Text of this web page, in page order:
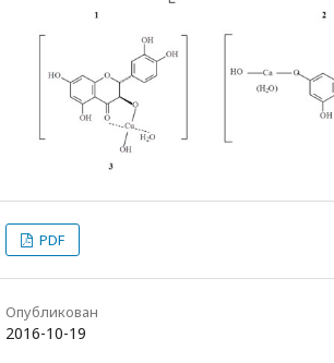
PDF
Опубликован
2016-10-19